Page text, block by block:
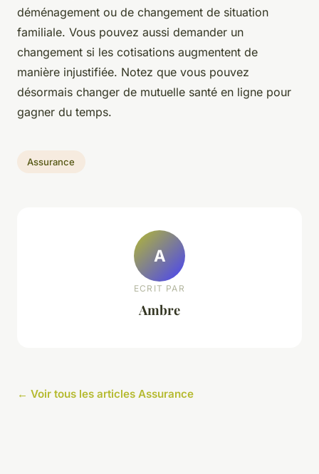
déménagement ou de changement de situation
familiale. Vous pouvez aussi demander un
changement si les cotisations augmentent de
manière injustifiée. Notez que vous pouvez
désormais changer de mutuelle santé en ligne pour
gagner du temps.
Assurance
A
ECRIT PAR
Ambre
← Voir tous les articles Assurance